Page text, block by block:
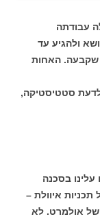
עבודתה
ולהגיע עד
שקבעה. האחות
לדעת סטטיסטיקה,
עלינו בסכנה
איוולת –
של אולמרט. לא